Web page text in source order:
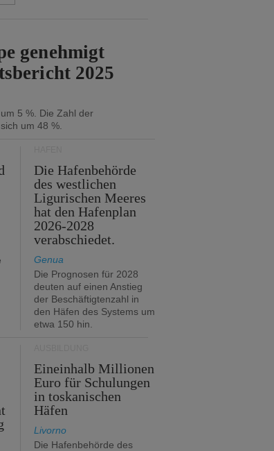
genehmigt
2025
5 %. Die Zahl der
um 48 %.
Die Hafenbehörde
des westlichen
Ligurischen Meeres
hat den Hafenplan
2026-2028
verabschiedet.
Genua
Die Prognosen für 2028
deuten auf einen Anstieg
der Beschäftigtenzahl in
den Häfen des Systems um
etwa 150 hin.
Eineinhalb Millionen
Euro für Schulungen
in toskanischen
Häfen
Livorno
Die Hafenbehörde des